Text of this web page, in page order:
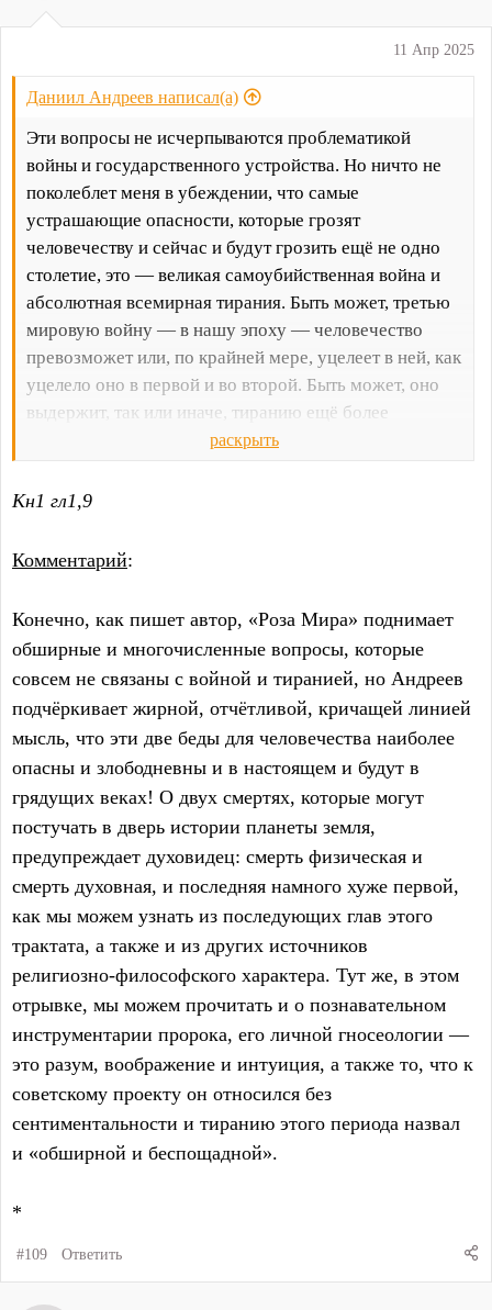
11 Апр 2025
Даниил Андреев написал(а)
Эти вопросы не исчерпываются проблематикой
войны и государственного устройства. Но ничто не
поколеблет меня в убеждении, что самые
устрашающие опасности, которые грозят
человечеству и сейчас и будут грозить ещё не одно
столетие, это — великая самоубийственная война и
абсолютная всемирная тирания. Быть может, третью
мировую войну — в нашу эпоху — человечество
превозможет или, по крайней мере, уцелеет в ней, как
уцелело оно в первой и во второй. Быть может, оно
выдержит, так или иначе, тиранию ещё более
обширную и беспощадную, чем та, которую
сто или двести лет возникнут новые опасности для
война, но — иные. Возможно. Вероятно. Но никакие
усилия разума, никакое воображение или интуиция
которые не были бы связаны, так или иначе, с одной
из двух основных: с опасностью физического
уничтожения человечества вследствие войны и
опасностью его гибели духовной вследствие
абсолютной всемирной тирании.
раскрыть
Кн1 гл1,9
Комментарий:
Конечно, как пишет автор, «Роза Мира» поднимает
обширные и многочисленные вопросы, которые
совсем не связаны с войной и тиранией, но Андреев
подчёркивает жирной, отчётливой, кричащей линией
мысль, что эти две беды для человечества наиболее
опасны и злободневны и в настоящем и будут в
грядущих веках! О двух смертях, которые могут
постучать в дверь истории планеты земля,
предупреждает духовидец: смерть физическая и
смерть духовная, и последняя намного хуже первой,
как мы можем узнать из последующих глав этого
трактата, а также и из других источников
религиозно-философского характера. Тут же, в этом
отрывке, мы можем прочитать и о познавательном
инструментарии пророка, его личной гносеологии —
это разум, воображение и интуиция, а также то, что к
советскому проекту он относился без
сентиментальности и тиранию этого периода назвал
и «обширной и беспощадной».
*
#109 Ответить